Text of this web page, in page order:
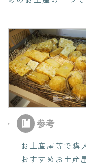
お土産屋等で購
おすすめお土産